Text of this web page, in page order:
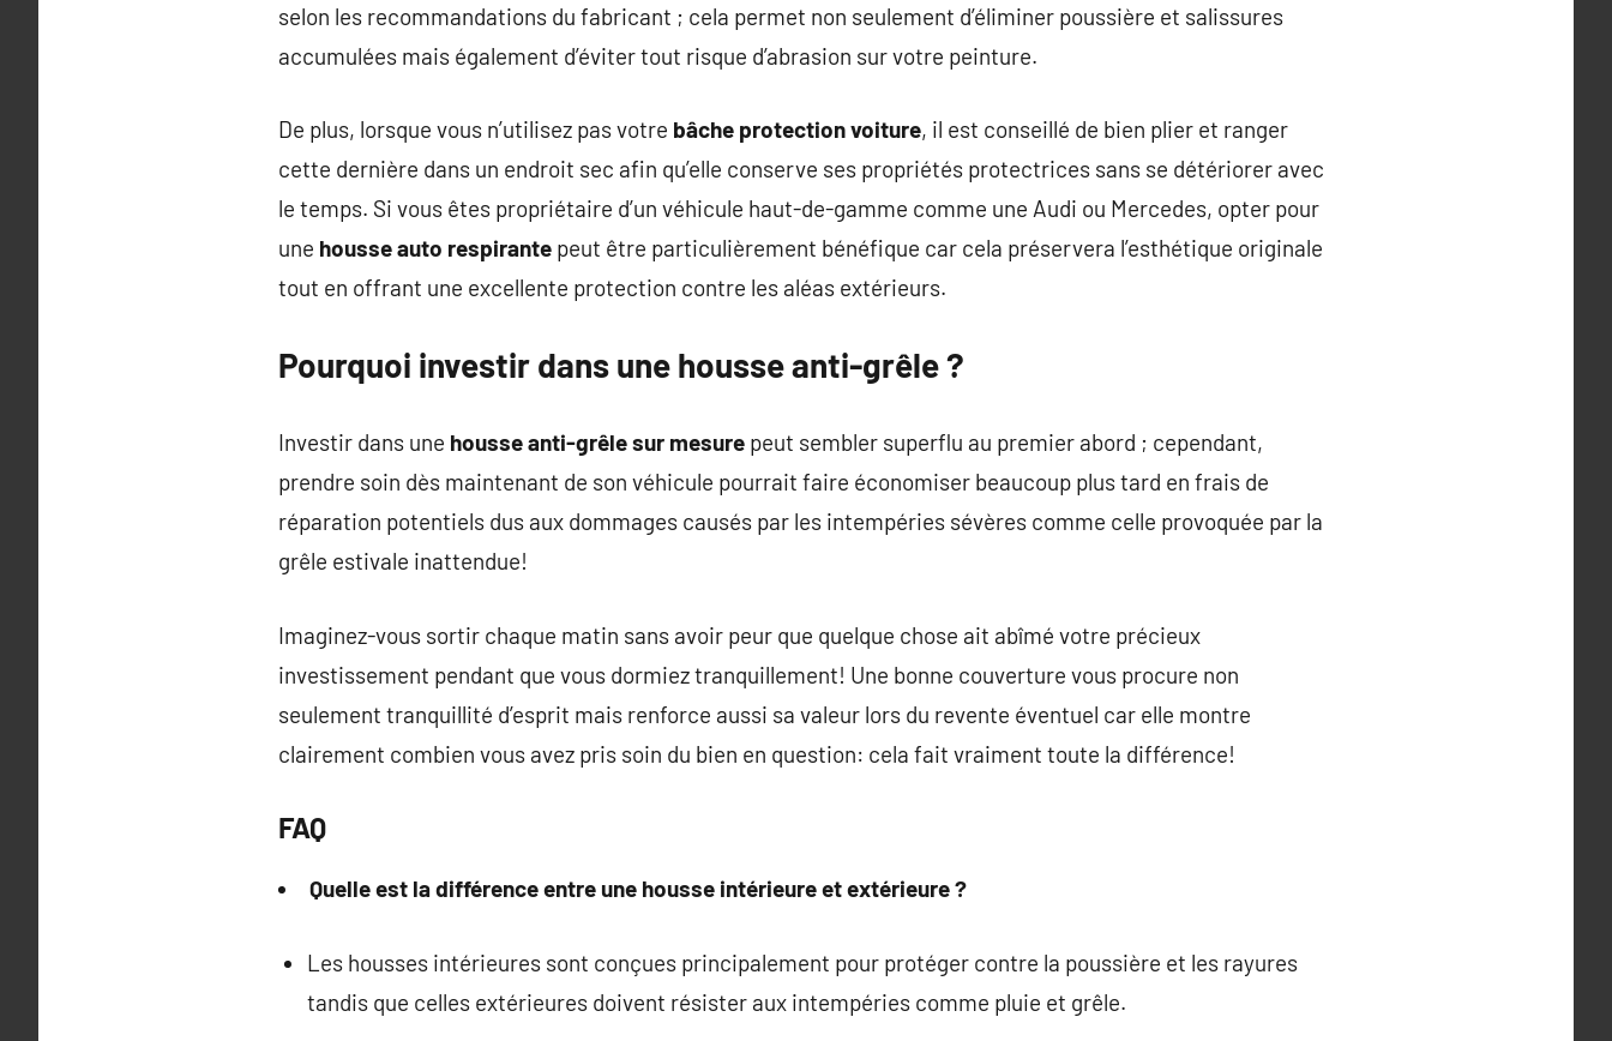
selon les recommandations du fabricant ; cela permet non seulement d’éliminer poussière et salissures
accumulées mais également d’éviter tout risque d’abrasion sur votre peinture.
De plus, lorsque vous n’utilisez pas votre bâche protection voiture, il est conseillé de bien plier et ranger
cette dernière dans un endroit sec afin qu’elle conserve ses propriétés protectrices sans se détériorer avec
le temps. Si vous êtes propriétaire d’un véhicule haut-de-gamme comme une Audi ou Mercedes, opter pour
une housse auto respirante peut être particulièrement bénéfique car cela préservera l’esthétique originale
tout en offrant une excellente protection contre les aléas extérieurs.
Pourquoi investir dans une housse anti-grêle ?
Investir dans une housse anti-grêle sur mesure peut sembler superflu au premier abord ; cependant,
prendre soin dès maintenant de son véhicule pourrait faire économiser beaucoup plus tard en frais de
réparation potentiels dus aux dommages causés par les intempéries sévères comme celle provoquée par la
grêle estivale inattendue!
Imaginez-vous sortir chaque matin sans avoir peur que quelque chose ait abîmé votre précieux
investissement pendant que vous dormiez tranquillement! Une bonne couverture vous procure non
seulement tranquillité d’esprit mais renforce aussi sa valeur lors du revente éventuel car elle montre
clairement combien vous avez pris soin du bien en question: cela fait vraiment toute la différence!
FAQ
Quelle est la différence entre une housse intérieure et extérieure ?
Les housses intérieures sont conçues principalement pour protéger contre la poussière et les rayures
tandis que celles extérieures doivent résister aux intempéries comme pluie et grêle.